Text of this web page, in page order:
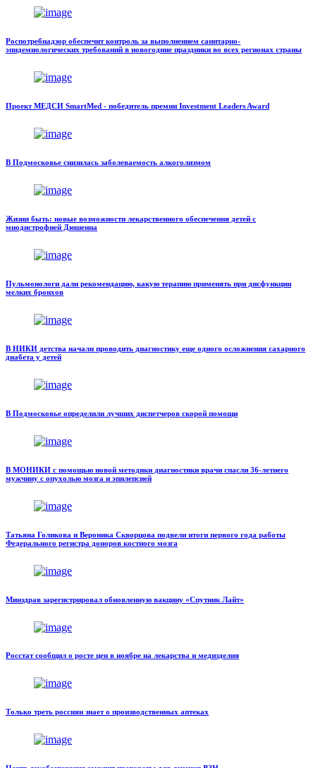
Роспотребнадзор обеспечит контроль за выполнением санитарно-
эпидемиологических требований в новогодние праздники во всех регионах страны
Проект МЕДСИ SmartMed - победитель премии Investment Leaders Award
В Подмосковье снизилась заболеваемость алкоголизмом
Жизни быть: новые возможности лекарственного обеспечения детей с
миодистрофией Дюшенна
Пульмонологи дали рекомендацию, какую терапию применять при дисфункции
мелких бронхов
В НИКИ детства начали проводить диагностику еще одного осложнения сахарного
диабета у детей
В Подмосковье определили лучших диспетчеров скорой помощи
В МОНИКИ с помощью новой методики диагностики врачи спасли 36-летнего
мужчину с опухолью мозга и эпилепсией
Татьяна Голикова и Вероника Скворцова подвели итоги первого года работы
Федерального регистра доноров костного мозга
Минздрав зарегистрировал обновленную вакцину «Спутник Лайт»
Росстат сообщил о росте цен в ноябре на лекарства и медизделия
Только треть россиян знает о производственных аптеках